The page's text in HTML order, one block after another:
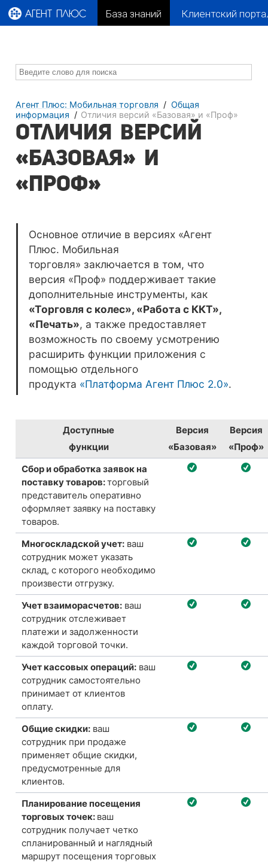
АГЕНТ ПЛЮС База знаний Клиентский
Агент Плюс: Мобильная торговля
Общая
информация
Отличия версий «Базовая» и «Проф»
Отличия версий
«Базовая» и
«Проф»
Основное отличие в версиях «Агент
Плюс. Мобильная
торговля» заключается в том, что
версия «Проф» поддерживает такие
дополнительные инструменты, как
«Торговля с колес», «Работа с ККТ»,
«Печать», а также предоставляет
возможность по своему усмотрению
расширить функции приложения с
помощью отдельного
продукта «Платформа Агент Плюс 2.0».
Доступные
функции
Версия
«Базовая»
Версия
«Проф»
Сбор и обработка заявок на
поставку товаров:торговый
представитель оперативно
оформляет заявку на поставку
товаров.
Многоскладской учет:ваш
сотрудник может указать
склад, с которого необходимо
произвести отгрузку.
Учет взаиморасчетов:ваш
сотрудник отслеживает
платежи и задолженности
каждой торговой точки.
Учет кассовых операций: ваш
сотрудник самостоятельно
принимает от клиентов
оплату.
Общие скидки: ваш
сотрудник при продаже
применяет общие скидки,
предусмотренные для
клиентов.
Планирование посещения
торговых точек: ваш
сотрудник получает четко
спланированный и наглядный
маршрут посещения торговых